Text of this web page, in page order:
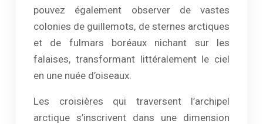
pouvez également observer de vastes
colonies de guillemots, de sternes arctiques
et de fulmars boréaux nichant sur les
falaises, transformant littéralement le ciel
en une nuée d’oiseaux.
Les croisières qui traversent l’archipel
arctique s’inscrivent dans une dimension